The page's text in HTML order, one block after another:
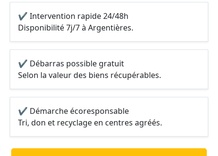
✔ Intervention rapide 24/48h
Disponibilité 7j/7 à Argentières.
✔ Débarras possible gratuit
Selon la valeur des biens récupérables.
✔ Démarche écoresponsable
Tri, don et recyclage en centres agréés.